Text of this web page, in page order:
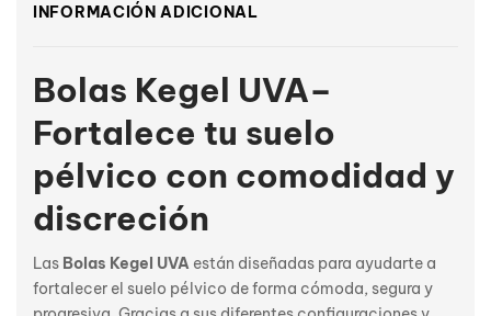
INFORMACIÓN ADICIONAL
Bolas Kegel UVA–
Fortalece tu suelo
pélvico con comodidad y
discreción
Las Bolas Kegel UVA están diseñadas para ayudarte a
fortalecer el suelo pélvico de forma cómoda, segura y